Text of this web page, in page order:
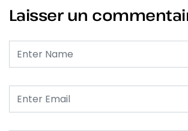
Laisser un